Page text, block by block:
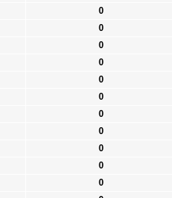
0
0
0
0
0
0
0
0
0
0
0